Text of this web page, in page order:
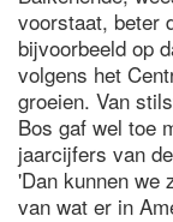
voorstaat, beter
bijvoorbeeld op
volgens het
groeien. Van
Bos gaf wel toe
jaarcijfers van
'Dan kunnen we
van wat er in